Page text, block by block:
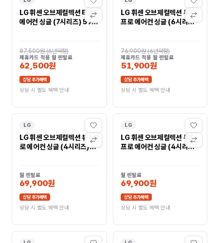
LG 휘센 오브제컬렉션 타워I
에어컨 싱글 (7시리즈) 59
87,500원(6년약정)
제휴카드 적용 월 렌탈료
62,500원
상담 추가혜택
상담 시 별도 혜택 안내
LG 휘센 오브제컬렉션 뷰I
프로 에어컨 싱글 (6시리즈)
76,900원(6년약정)
제휴카드 적용 월 렌탈료
51,900원
상담 추가혜택
상담 시 별도 혜택 안내
LG
LG 휘센 오브제컬렉션 뷰I 프
로 에어컨 싱글 (4시리즈)
월 렌탈료
69,900원
상담 추가혜택
상담 시 별도 혜택 안내
LG
LG 휘센 오브제컬렉션 뷰I
프로 에어컨 싱글 (4시리즈)
월 렌탈료
69,900원
상담 추가혜택
상담 시 별도 혜택 안내